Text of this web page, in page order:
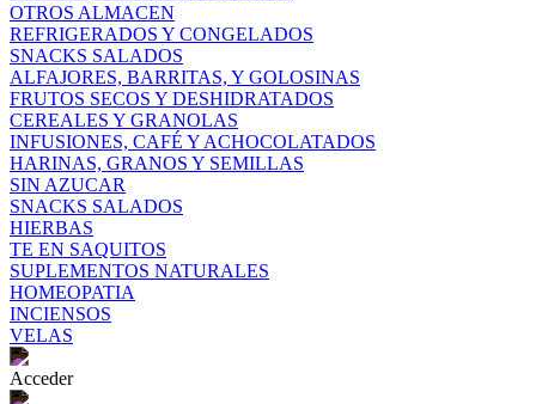
OTROS ALMACEN
REFRIGERADOS Y CONGELADOS
SNACKS SALADOS
ALFAJORES, BARRITAS, Y GOLOSINAS
FRUTOS SECOS Y DESHIDRATADOS
CEREALES Y GRANOLAS
INFUSIONES, CAFÉ Y ACHOCOLATADOS
HARINAS, GRANOS Y SEMILLAS
SIN AZUCAR
SNACKS SALADOS
HIERBAS
TE EN SAQUITOS
SUPLEMENTOS NATURALES
HOMEOPATIA
INCIENSOS
VELAS
Acceder